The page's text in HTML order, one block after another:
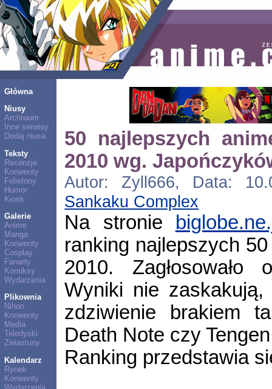
Główna
Niusy
Archiwum
Inne serwisy
Dodaj niusa
Teksty
Recenzje
Konwenty
Felietony
Humor
Kiosk
Galerie
Anime
Manga
Konwenty
Cosplay
Fanarty
Komiksy
Wydarzenia
Plikownia
Nihon
Konwenty
Media
Teledyski
Zwiastuny
Kalendarz
Rynek
Konwenty
50 najlepszych
2010 wg.
Autor: Zyll666, Data:
Sankaku Complex
Na stronie
ranking najlepszych
2010.
Wyniki nie
zdziwienie brakiem
Death Note czy
Ranking przedstawia